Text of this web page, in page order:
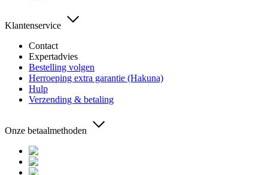
Klantenservice
Contact
Expertadvies
Bestelling volgen
Herroeping extra garantie (Hakuna)
Hulp
Verzending & betaling
Onze betaalmethoden